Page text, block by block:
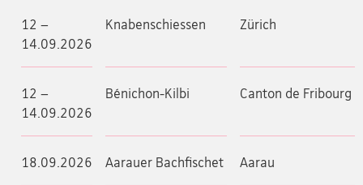
12 –
14.09.2026
Knabenschiessen Zürich
12 –
14.09.2026
Bénichon-Kilbi Canton de Fribourg
18.09.2026 Aarauer Bachfischet Aarau